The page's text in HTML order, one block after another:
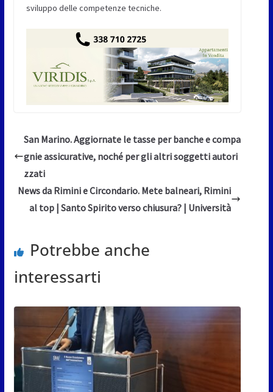
sviluppo delle competenze tecniche.
San Marino. Aggiornate le tasse per banche e compa
gnie assicurative, noché per gli altri soggetti autori
zzati
News da Rimini e Circondario. Mete balneari, Rimini
al top | Santo Spirito verso chiusura? | Università
Potrebbe anche
interessarti